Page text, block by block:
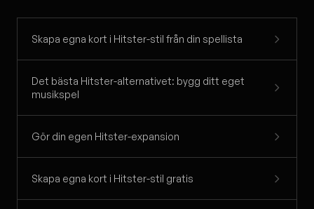
Skapa egna kort i Hitster-stil från din spellista
Det bästa Hitster-alternativet: bygg ditt eget
musikspel
Gör din egen Hitster-expansion
Skapa egna kort i Hitster-stil gratis